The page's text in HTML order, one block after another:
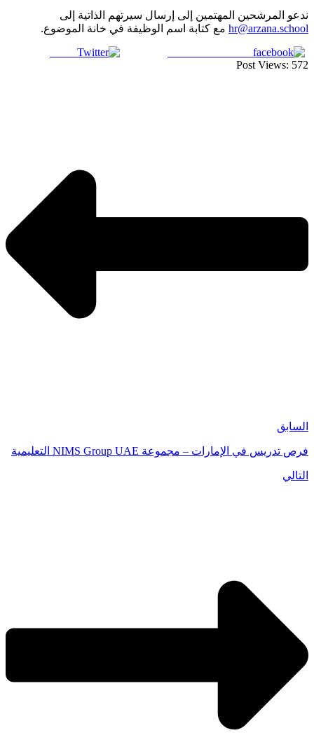
ندعو المرشحين المهتمين إلى إرسال سيرتهم الذاتية إلى
hr@arzana.school مع كتابة اسم الوظيفة في خانة الموضوع.
Post Views: 572
السابق
فرص تدريس في الإمارات – مجموعة NIMS Group UAE التعليمية
التالي